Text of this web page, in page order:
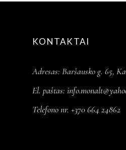
KONTAKTAI
Adresas: Baršausko g. 65,
El. paštas:
Telefono nr. +370 664 24862